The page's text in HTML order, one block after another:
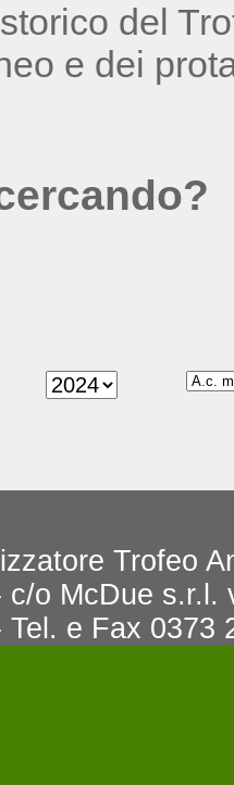
del
e dei
Trofeo
c/o McDue
Tel. e Fax 0373